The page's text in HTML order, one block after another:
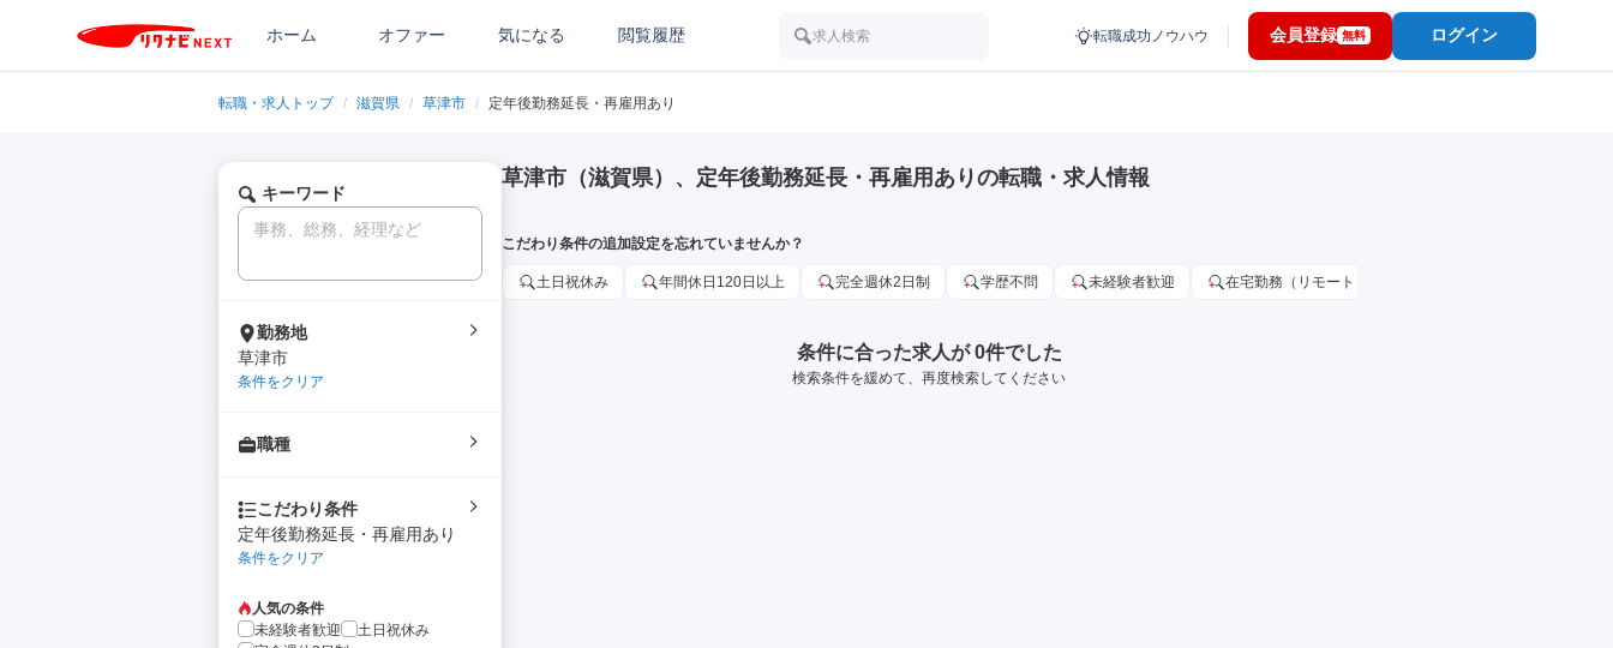
ホーム オファー 気になる 閲覧履歴 求人検索 転職成功ノウハウ 会員登録 無料 ログイン
転職・求人トップ / 滋賀県 / 草津市 / 定年後勤務延長・再雇用あり
キーワード
勤務地
草津市
条件をクリア
職種
こだわり条件
定年後勤務延長・再雇用あり
条件をクリア
人気の条件
未経験者歓迎
土日祝休み
草津市（滋賀県）、定年後勤務延長・再雇用ありの転職・求人情報
こだわり条件の追加設定を忘れていませんか？
土日祝休み 年間休日120日以上 完全週休2日制 学歴不問 未経験者歓迎 在宅勤務（リモートワーク）OK
条件に合った求人が 0件でした
検索条件を緩めて、再度検索してください